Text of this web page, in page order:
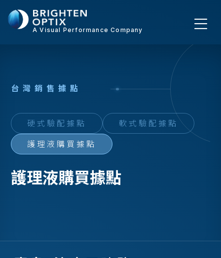
A Visual Performance Company
台灣銷 售據點
硬式驗配據點 軟式驗配據點
護理液購買據點
護理液購買據點